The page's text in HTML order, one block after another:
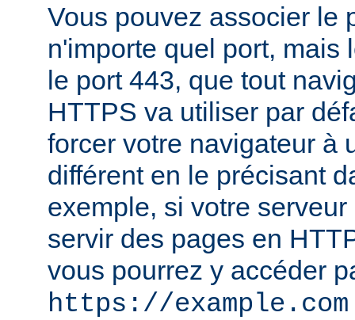
Vous pouvez associer le
n'importe quel port, mais
le port 443, que tout
HTTPS va utiliser par
forcer votre navigateur à
différent en le précisant
exemple, si votre
servir des pages en
vous pourrez y accéder
https://